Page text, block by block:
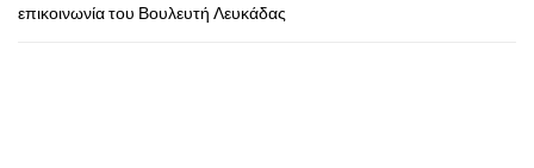
επικοινωνία του Βουλευτή Λευκάδας